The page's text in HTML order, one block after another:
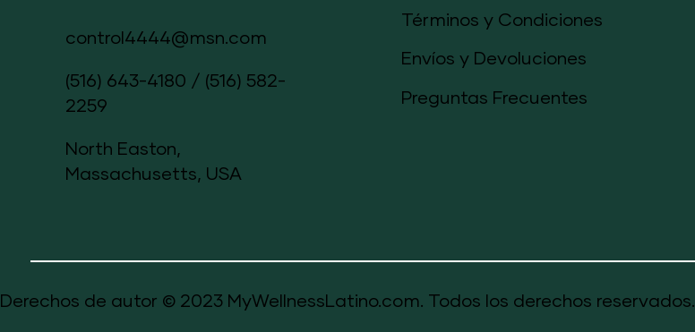
Derechos de autor © 2023 MyWellnessLatino.com. Todos los derechos reservados.
control4444@msn.com
(516) 643-4180 / (516) 582-
2259
North Easton,
Massachusetts, USA
Términos y Condiciones
Envíos y Devoluciones
Preguntas Frecuentes